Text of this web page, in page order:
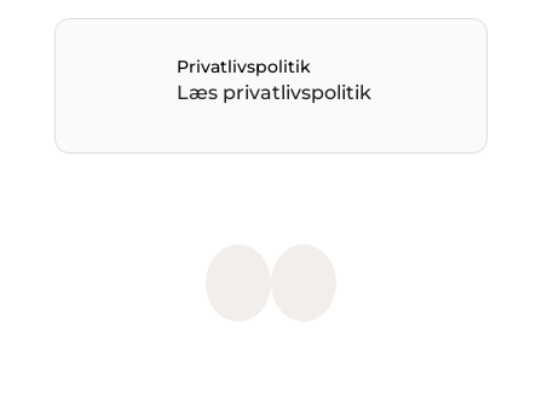
Privatlivspolitik
Læs privatlivspolitik